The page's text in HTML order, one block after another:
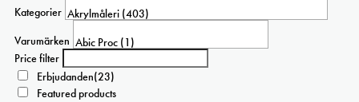
alternativen
kan
väljas
på
produktsidan
Kategorier
Varumärken
Price filter
Erbjudanden(23)
Featured products